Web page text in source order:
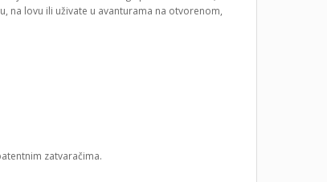
na lovu ili uživate u avanturama na otvorenom,
zatvaračima.